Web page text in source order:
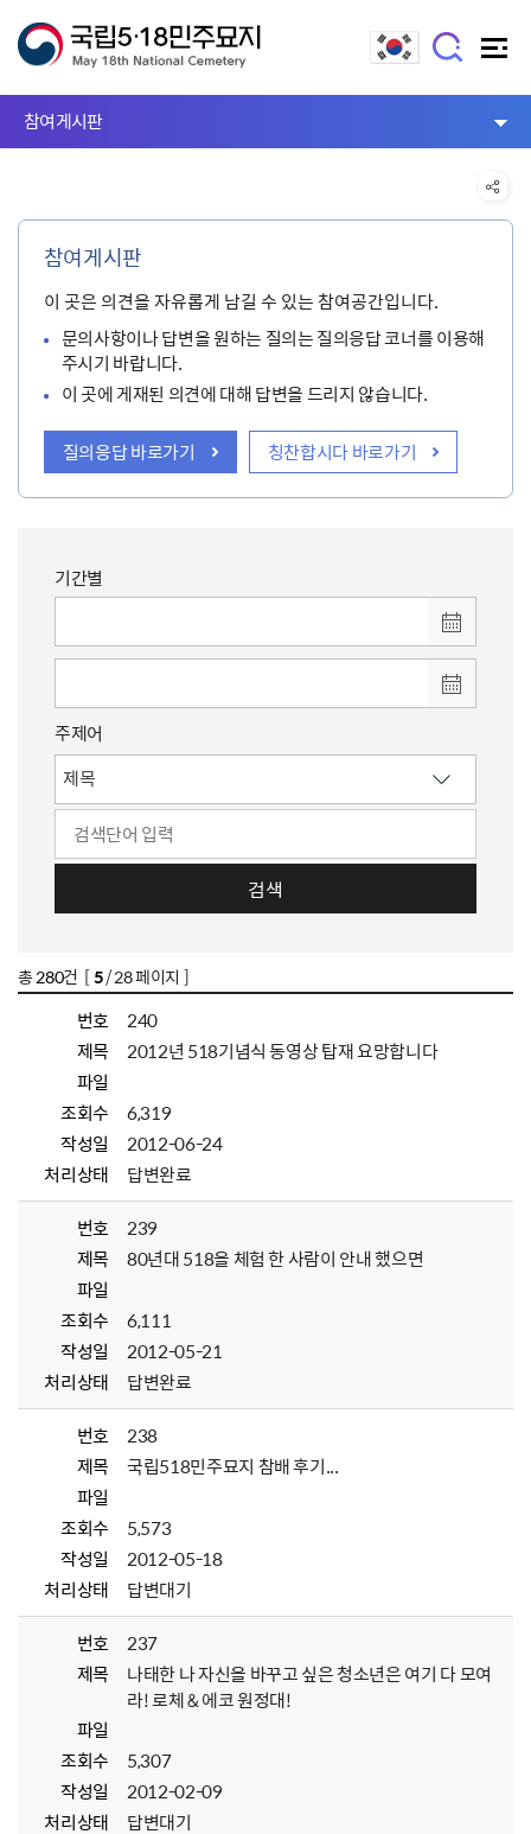
참여게시판
참여게시판
이 곳은 의견을 자유롭게 남길 수 있는 참여공간입니다.
문의사항이나 답변을 원하는 질의는 질의응답 코너를 이용해
주시기 바랍니다.
이 곳에 게재된 의견에 대해 답변을 드리지 않습니다.
질의응답 바로가기 칭찬합시다 바로가기
기간별
주제어
검색
총280건 [5/ 28 페이지 ]
번호
240
제목
2012년 518기념식 동영상 탑재 요망합니다
파일
조회수
6,319
작성일
2012-06-24
처리상태
답변완료
번호
239
제목
80년대 518을 체험 한 사람이 안내 했으면
파일
조회수
6,111
작성일
2012-05-21
처리상태
답변완료
번호
238
제목
국립518민주묘지 참배 후기...
파일
조회수
5,573
작성일
2012-05-18
처리상태
답변대기
번호
237
제목
나태한 나 자신을 바꾸고 싶은 청소년은 여기 다 모여
라! 로체 & 에코 원정대!
파일
조회수
5,307
작성일
2012-02-09
처리상태
답변대기